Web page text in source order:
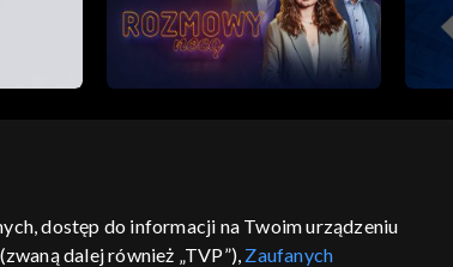
o dostawcy usług
dostęp do informacji na Twoim urządzeniu
dalej również „TVP”), Zaufanych